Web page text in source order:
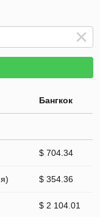
Бангкок
$ 704.34
$ 354.36
$ 2 104.01